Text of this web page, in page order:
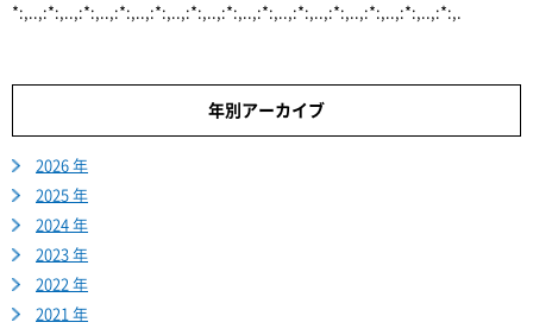
*:,..,:*:,..,:*:,..,:*:,..,:*:,..,:*:,..,:*:,..,:*:,..,:*:,..,:*:,..,:*:,..,:*:,..,:*:,.
年別アーカイブ
2026 年
2025 年
2024 年
2023 年
2022 年
2021 年